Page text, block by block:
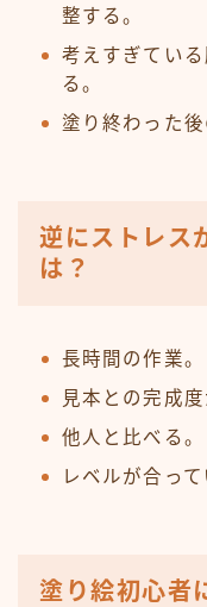
整する。
考えすぎてい
る。
塗り終わった後
逆にストレス
は？
長時間の作業。
見本との完成度
他人と比べる。
レベルが合って
塗り絵初心者